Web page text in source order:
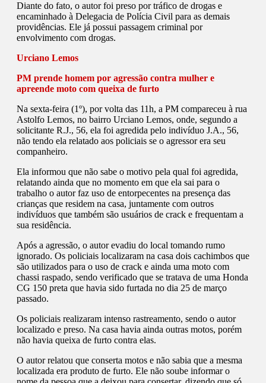
Diante do fato, o autor foi preso por tráfico de drogas e
encaminhado à Delegacia de Polícia Civil para as demais
providências. Ele já possui passagem criminal por
envolvimento com drogas.
Urciano Lemos
PM prende homem por agressão contra mulher e
apreende moto com queixa de furto
Na sexta-feira (1º), por volta das 11h, a PM compareceu à rua
Astolfo Lemos, no bairro Urciano Lemos, onde, segundo a
solicitante R.J., 56, ela foi agredida pelo indivíduo J.A., 56,
não tendo ela relatado aos policiais se o agressor era seu
companheiro.
Ela informou que não sabe o motivo pela qual foi agredida,
relatando ainda que no momento em que ela sai para o
trabalho o autor faz uso de entorpecentes na presença das
crianças que residem na casa, juntamente com outros
indivíduos que também são usuários de crack e frequentam a
sua residência.
Após a agressão, o autor evadiu do local tomando rumo
ignorado. Os policiais localizaram na casa dois cachimbos que
são utilizados para o uso de crack e ainda uma moto com
chassi raspado, sendo verificado que se tratava de uma Honda
CG 150 preta que havia sido furtada no dia 25 de março
passado.
Os policiais realizaram intenso rastreamento, sendo o autor
localizado e preso. Na casa havia ainda outras motos, porém
não havia queixa de furto contra elas.
O autor relatou que conserta motos e não sabia que a mesma
localizada era produto de furto. Ele não soube informar o